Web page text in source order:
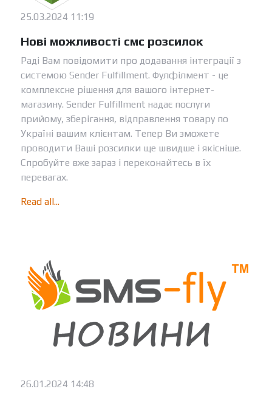
25.03.2024 11:19
Нові можливості смс розсилок
Раді Вам повідомити про додавання інтеграції з
системою Sender Fulfillment. Фулфілмент - це
комплексне рішення для вашого інтернет-
магазину. Sender Fulfillment надає послуги
прийому, зберігання, відправлення товару по
Україні вашим клієнтам. Тепер Ви зможете
проводити Ваші розсилки ще швидше і якісніше.
Спробуйте вже зараз і переконайтесь в їх
перевагах.
Read all...
26.01.2024 14:48